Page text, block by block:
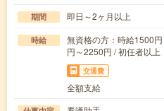
期間 即日～2ヶ月以上
時給
無資格の方：時給1500
円～2250円 / 初任者以
交通費
全額支給